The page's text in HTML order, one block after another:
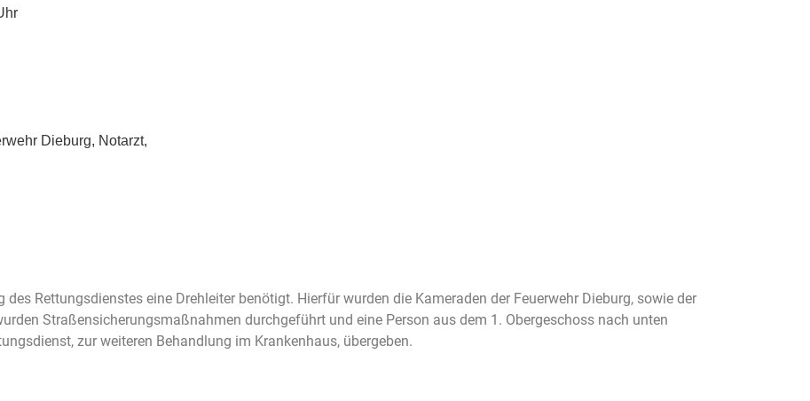
Dieburg, Notarzt,
Rettungsdienstes eine Drehleiter benötigt. Hierfür wurden die Kameraden der Feuerwehr Dieburg, sowie der
Straßensicherungsmaßnahmen durchgeführt und eine Person aus dem 1. Obergeschoss nach unten
zur weiteren Behandlung im Krankenhaus, übergeben.